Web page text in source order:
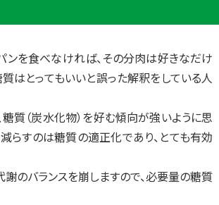
を食べなければ、その分肉は好きなだけ
はとってもいいと誤った解釈をしている人
質（炭水化物）を好む傾向が強いように思
らすのは糖質の適正化であり、とても有効
のバランスを崩しますので、必要量の糖質